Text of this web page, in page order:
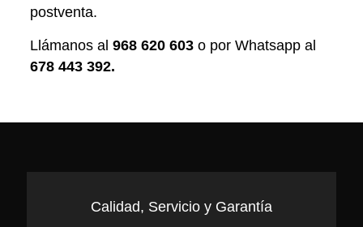
postventa.
Llámanos al 968 620 603o por Whatsapp al
678 443 392.
Calidad, Servicio y Garantía